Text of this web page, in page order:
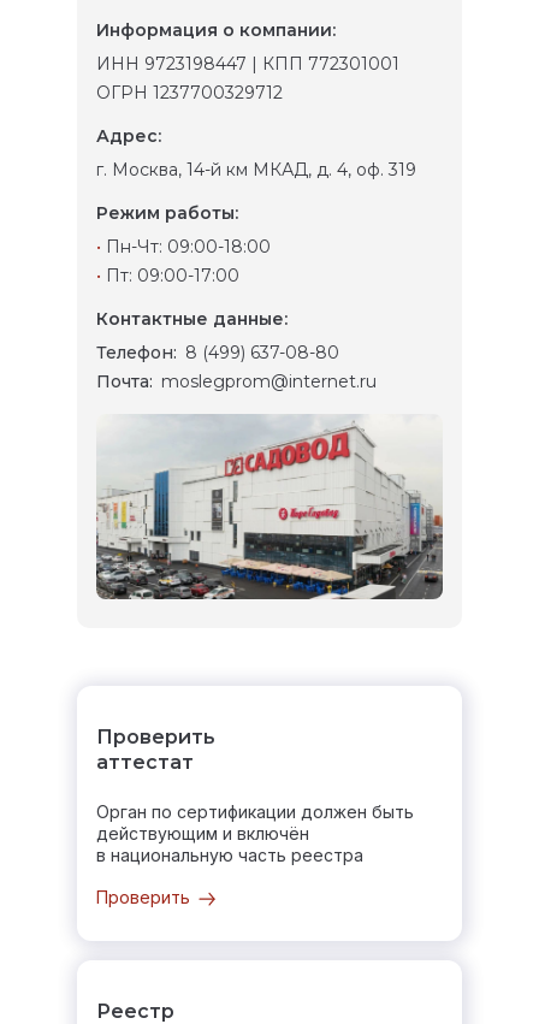
moslegprom@internet.ru
Почта:
8 (499) 637-08-80
Телефон:
Контактные данные:
• Пт: 09:00-17:00
• Пн-Чт: 09:00-18:00
Режим работы:
г. Москва, 14-й км МКАД, д. 4, оф. 319
Адрес:
ОГРН 1237700329712
ИНН 9723198447 | КПП 772301001
Информация о компании:
Реестр
Проверить
Орган по сертификации должен быть
действующим и включён
в национальную часть реестра
Проверить
аттестат